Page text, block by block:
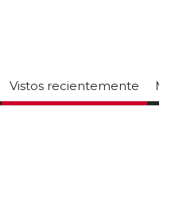
Vistos recientemente